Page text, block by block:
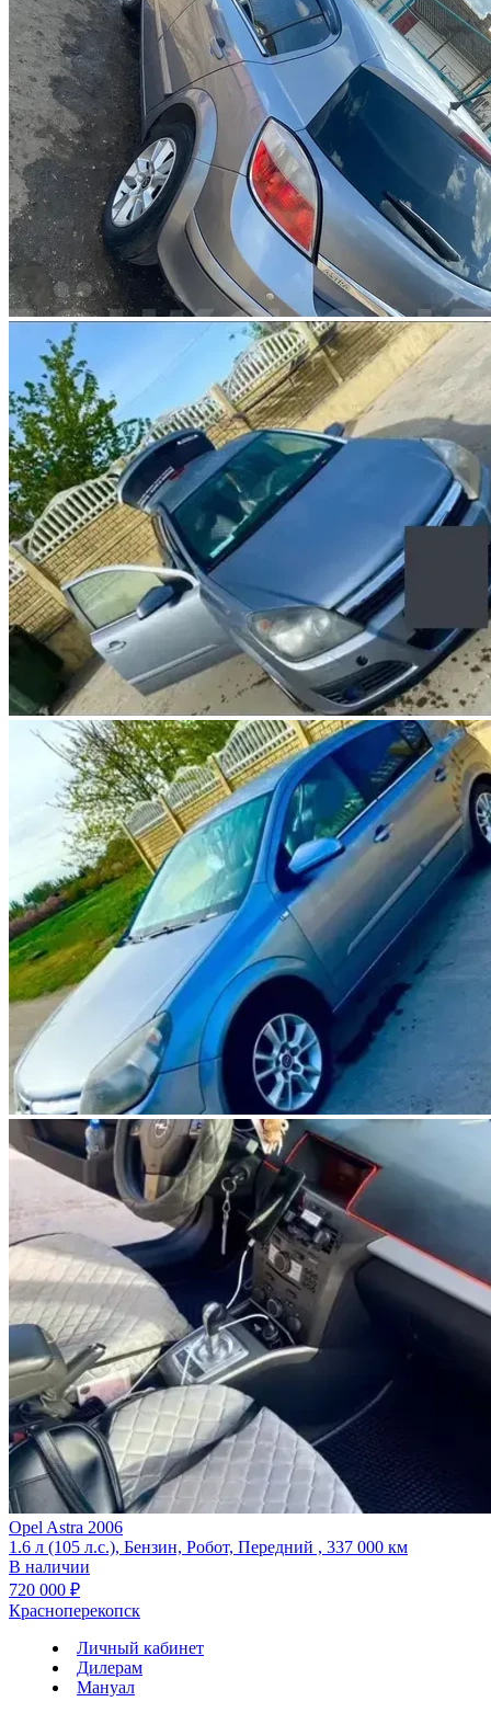
Opel Astra 2006
1.6 л (105 л.с.), Бензин, Робот, Передний , 337 000 км
В наличии
720 000 ₽
Красноперекопск
Личный кабинет
Дилерам
Мануал